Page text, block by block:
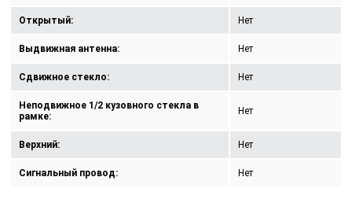
Открытый: Нет
Выдвижная антенна: Нет
Сдвижное стекло: Нет
Неподвижное 1/2 кузовного стекла в
рамке:
Нет
Верхний: Нет
Сигнальный провод: Нет